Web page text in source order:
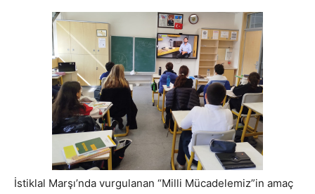
İstiklal Marşı’nda vurgulanan “Milli Mücadelemiz”in amaç